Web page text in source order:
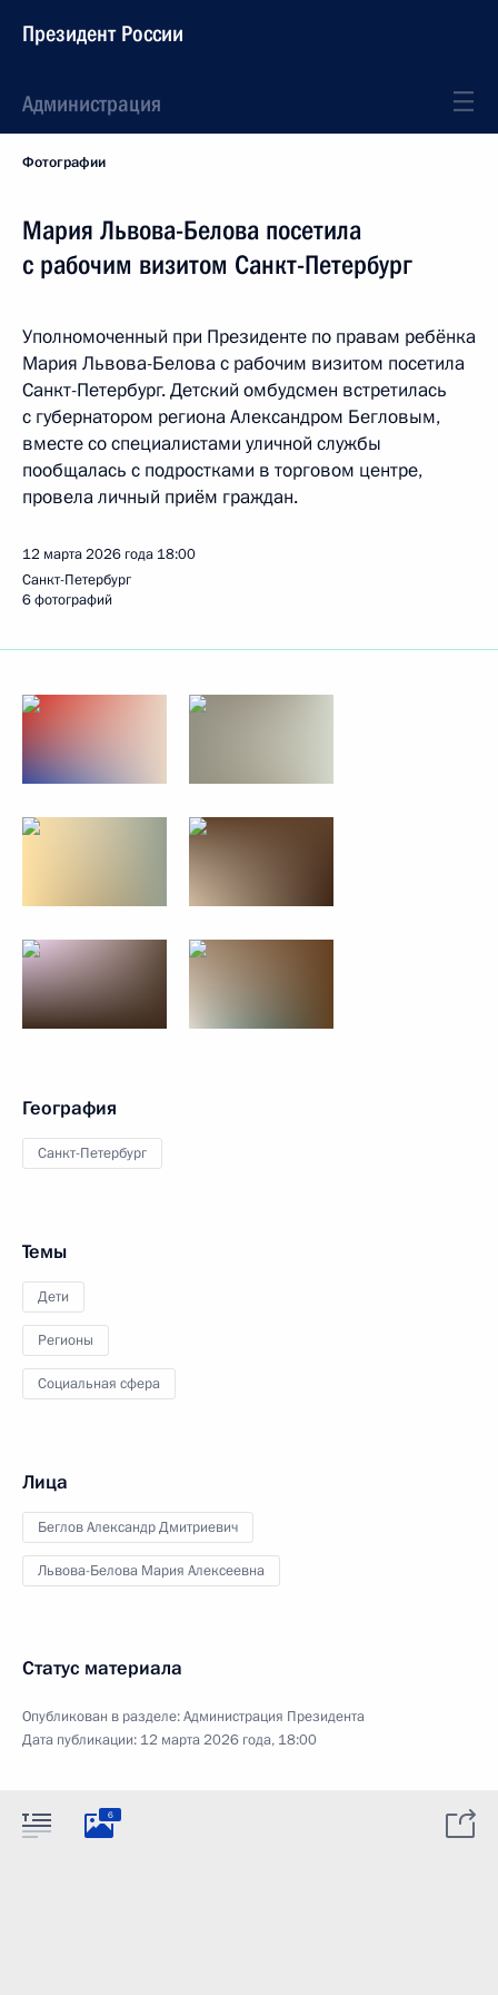
Президент России
Администрация
Фотографии
Мария Львова-Белова посетила
с рабочим визитом Санкт-Петербург
Уполномоченный при Президенте по правам ребёнка
Мария Львова-Белова с рабочим визитом посетила
Санкт-Петербург. Детский омбудсмен встретилась
с губернатором региона Александром Бегловым,
вместе со специалистами уличной службы
пообщалась с подростками в торговом центре,
провела личный приём граждан.
12 марта 2026 года 18:00
Санкт-Петербург
6 фотографий
География
Санкт-Петербург
Темы
Дети
Регионы
Социальная сфера
Лица
Беглов Александр Дмитриевич
Львова-Белова Мария Алексеевна
Статус материала
Опубликован в разделе:Администрация Президента
Дата публикации: 12 марта 2026 года, 18:00
6